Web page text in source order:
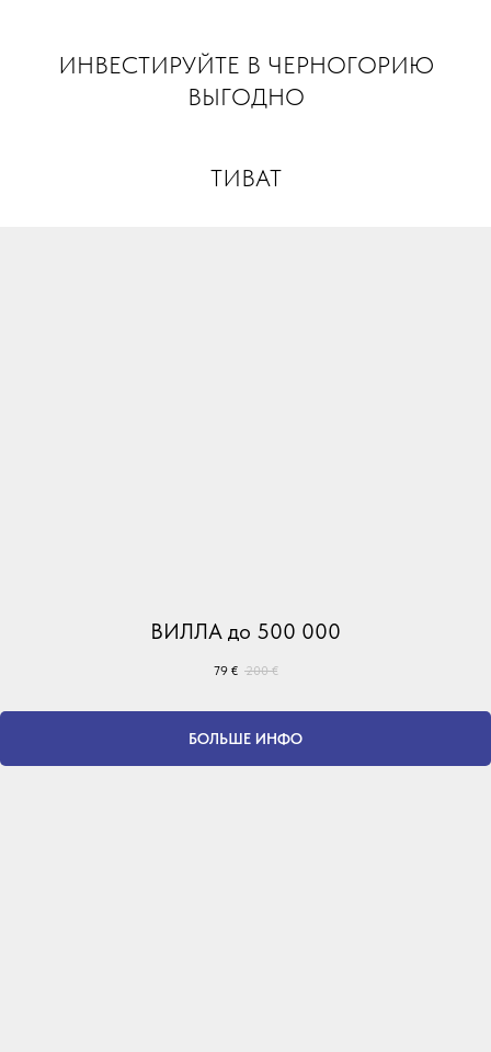
ИНВЕСТИРУЙТЕ В ЧЕРНОГОРИЮ
ВЫГОДНО
ТИВАТ
ВИЛЛА до 500 000
79 € 200 €
БОЛЬШЕ ИНФО